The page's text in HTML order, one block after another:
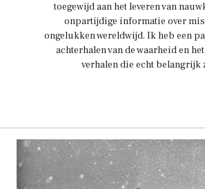
toegewijd aan het leveren van
onpartijdige informatie over
ongelukken wereldwijd. Ik heb een
achterhalen van de waarheid en
verhalen die echt belangrijk